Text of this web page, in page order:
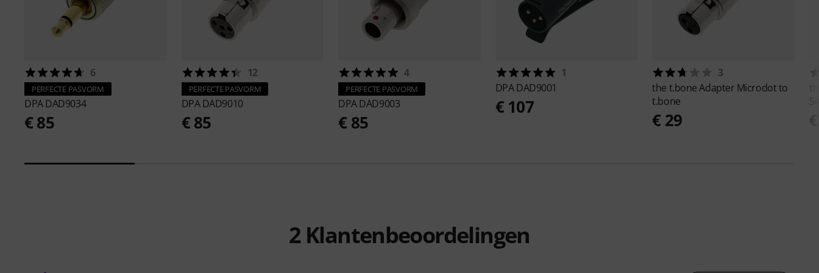
6
PERFECTE PASVORM
DPADAD9034
€ 85
12
PERFECTE PASVORM
DPADAD9010
€ 85
4
PERFECTE PASVORM
DPADAD9003
€ 85
1
DPADAD9001
€ 107
3
the t.boneAdapter Microdot to
t.bone
€ 29
2Klantenbeoordelingen